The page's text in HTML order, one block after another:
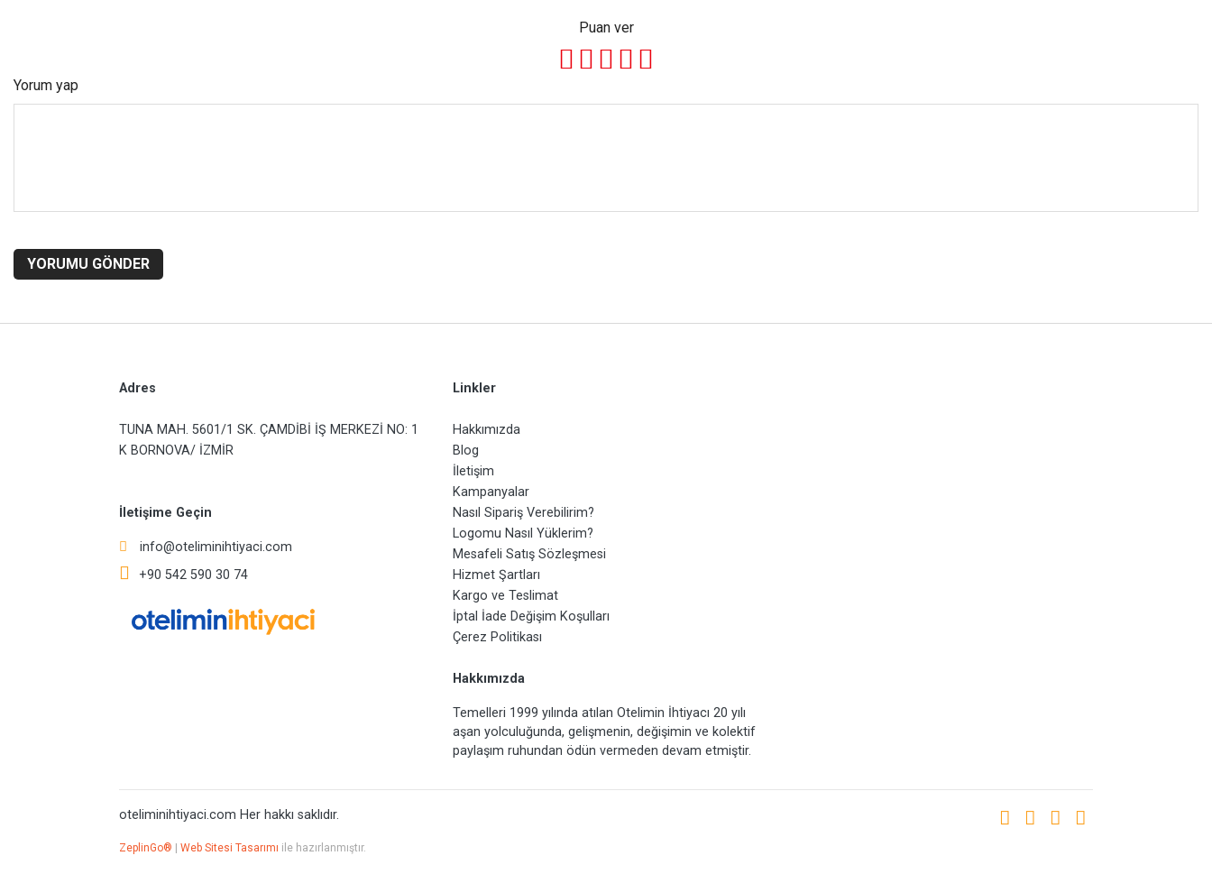
Puan ver
Yorum yap
YORUMU GÖNDER
Adres
TUNA MAH. 5601/1 SK. ÇAMDİBİ İŞ MERKEZİ NO: 1
K BORNOVA/ İZMİR
İletişime Geçin
info@oteliminihtiyaci.com
+90 542 590 30 74
Linkler
Hakkımızda
Blog
İletişim
Kampanyalar
Nasıl Sipariş Verebilirim?
Logomu Nasıl Yüklerim?
Mesafeli Satış Sözleşmesi
Hizmet Şartları
Kargo ve Teslimat
İptal İade Değişim Koşulları
Çerez Politikası
Hakkımızda
Temelleri 1999 yılında atılan Otelimin İhtiyacı 20 yılı
aşan yolculuğunda, gelişmenin, değişimin ve kolektif
paylaşım ruhundan ödün vermeden devam etmiştir.
oteliminihtiyaci.com Her hakkı saklıdır.
ZeplinGo® | Web Sitesi Tasarımı ile hazırlanmıştır.